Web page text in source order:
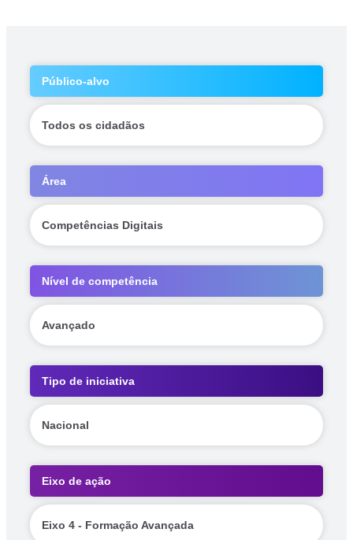
Público-alvo
Todos os cidadãos
Área
Competências Digitais
Nível de competência
Avançado
Tipo de iniciativa
Nacional
Eixo de ação
Eixo 4 - Formação Avançada